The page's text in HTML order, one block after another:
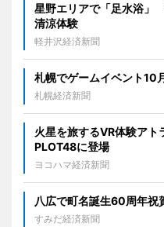
星野エリアで「足水浴」
清涼体験
軽井沢経済新聞
札幌でゲームイベント
札幌経済新聞
火星を旅するVR体験ア
PLOT48に登場
ヨコハマ経済新聞
八広で町名誕生60周年
すみだ経済新聞